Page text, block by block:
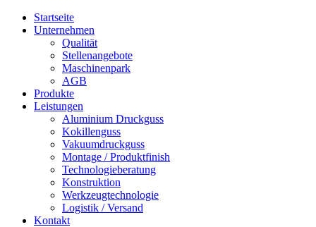
Start­sei­te
Unter­neh­men
Qua­li­tät
Stel­len­an­ge­bo­te
Maschi­nen­park
AGB
Pro­duk­te
Leis­tun­gen
Alu­mi­ni­um Druck­guss
Kokil­len­guss
Vaku­um­druck­guss
Mon­ta­ge / Pro­dukt­fi­nish
Tech­no­lo­gie­be­ra­tung
Kon­struk­ti­on
Werk­zeug­tech­no­lo­gie
Logis­tik / Ver­sand
Kon­takt